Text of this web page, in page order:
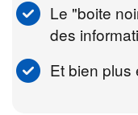
Le "boite
des
Et bien plus